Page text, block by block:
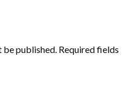
be published. Required fields